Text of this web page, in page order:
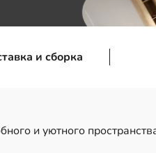
и сборка
и уютного